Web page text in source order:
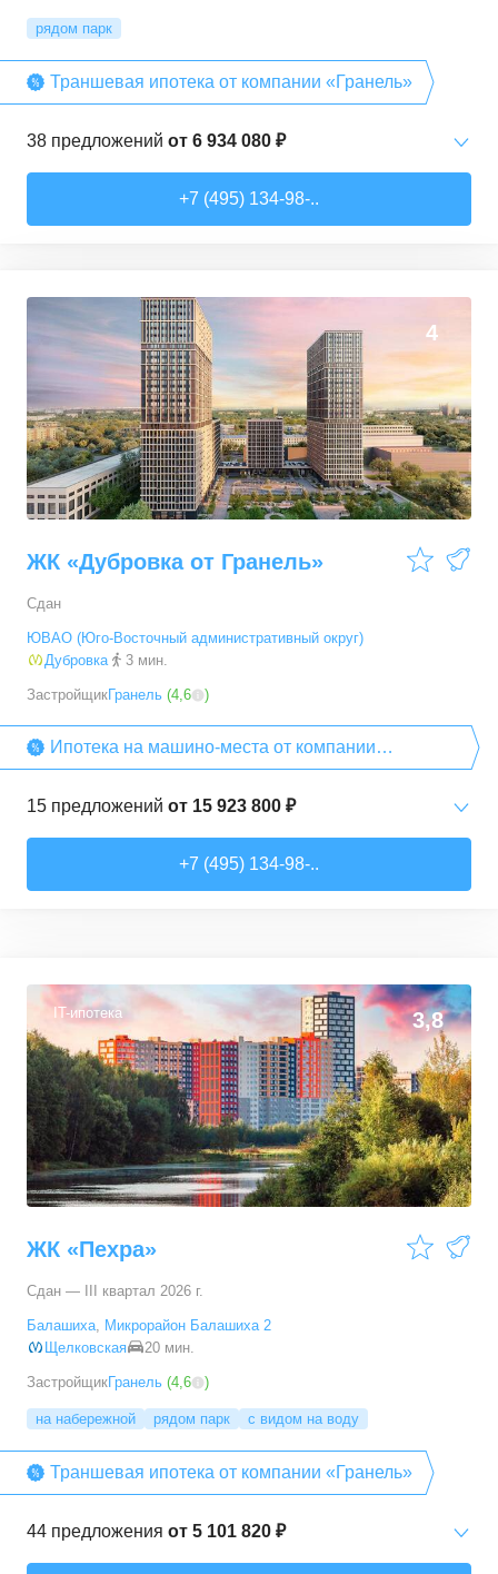
рядом парк
Траншевая ипотека от компании «Гранель»
38 предложений от 6 934 080 ₽
35,48–57,88м² 15 предложений
3-комн. кв. от 13 542 550 ₽
52,79– м² 18 предложений
+7 (495) 134-98-..
4
ЖК «Дубровка от Гранель»
Сдан
ЮВАО (Юго-Восточный административный округ)
Дубровка
3 мин.
ЗастройщикГранель (4,6 )
Ипотека на машино-места от компании
«Гранель»
15 предложений от 15 923 800 ₽
2-комн. кв. от25 881 610 ₽
48,5–62,95м² 2 предложения
3-комн. кв. от30 519 170 ₽
62,3 –62,3м² 1 предложение
4-комн. кв. от37 787 510 ₽
+7 (495) 134-98-..
IT-ипотека 3,8
ЖК «Пехра»
Сдан — III квартал 2026 г.
Балашиха, Микрорайон Балашиха 2
Щелковская
20 мин.
ЗастройщикГранель (4,6 )
на набережной рядом парк с видом на воду
Траншевая ипотека от компании «Гранель»
44 предложения от 5 101 820 ₽